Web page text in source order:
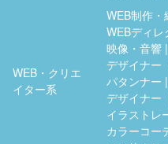
WEB・クリエ
イター系
WEB制作・
WEBディレ
映像・音響
デザイナー
パタンナー
デザイナー
イラストレ
カラーコー